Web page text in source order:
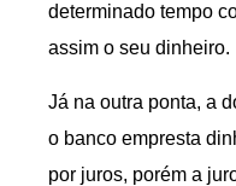
determinado tempo
assim o seu dinheiro.
Já na outra ponta, a
o banco empresta
por juros, porém a